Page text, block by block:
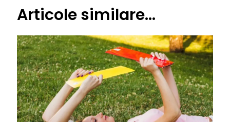
Articole similare...